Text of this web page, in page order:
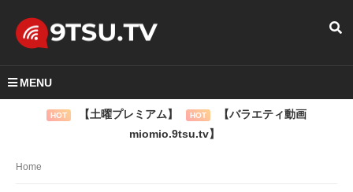
MENU
HOT 【土曜プレミアム】 HOT
【バラエティ動画
miomio.9tsu.tv】
Home